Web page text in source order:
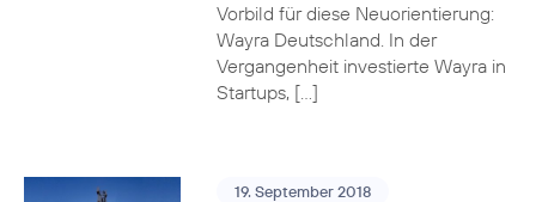
Vorbild für diese Neuorientierung:
Wayra Deutschland. In der
Vergangenheit investierte Wayra in
Startups, […]
19. September 2018